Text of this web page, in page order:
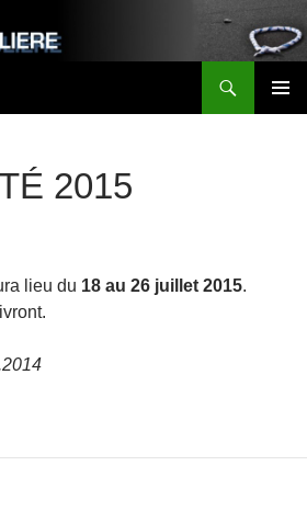
2015
lieu du 18 au 26 juillet 2015.